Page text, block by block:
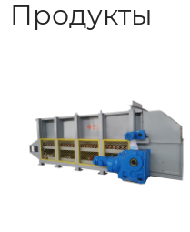
Продукты